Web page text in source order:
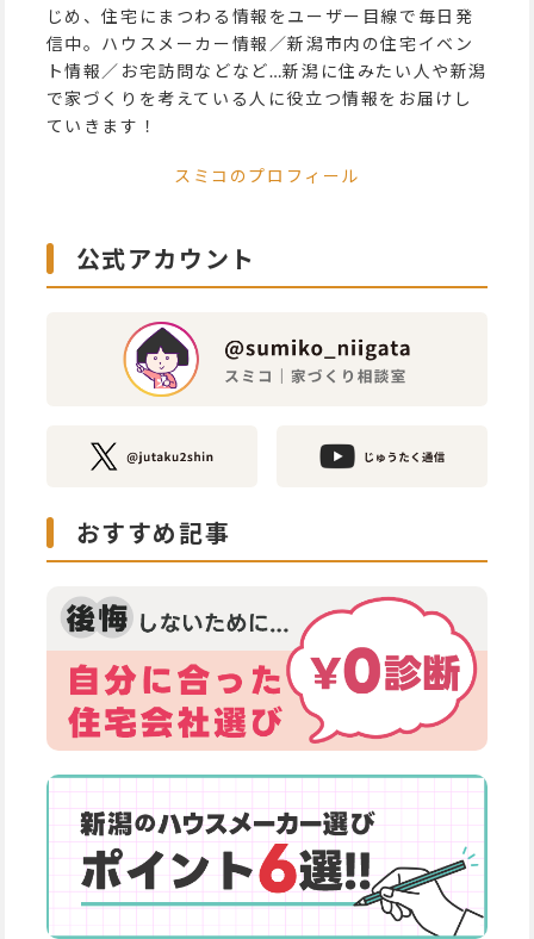
じめ、住宅にまつわる情報をユーザー目線で毎日発
信中。ハウスメーカー情報／新潟市内の住宅イベン
ト情報／お宅訪問などなど…新潟に住みたい人や新潟
で家づくりを考えている人に役立つ情報をお届けし
ていきます！
スミコのプロフィール
公式アカウント
おすすめ記事